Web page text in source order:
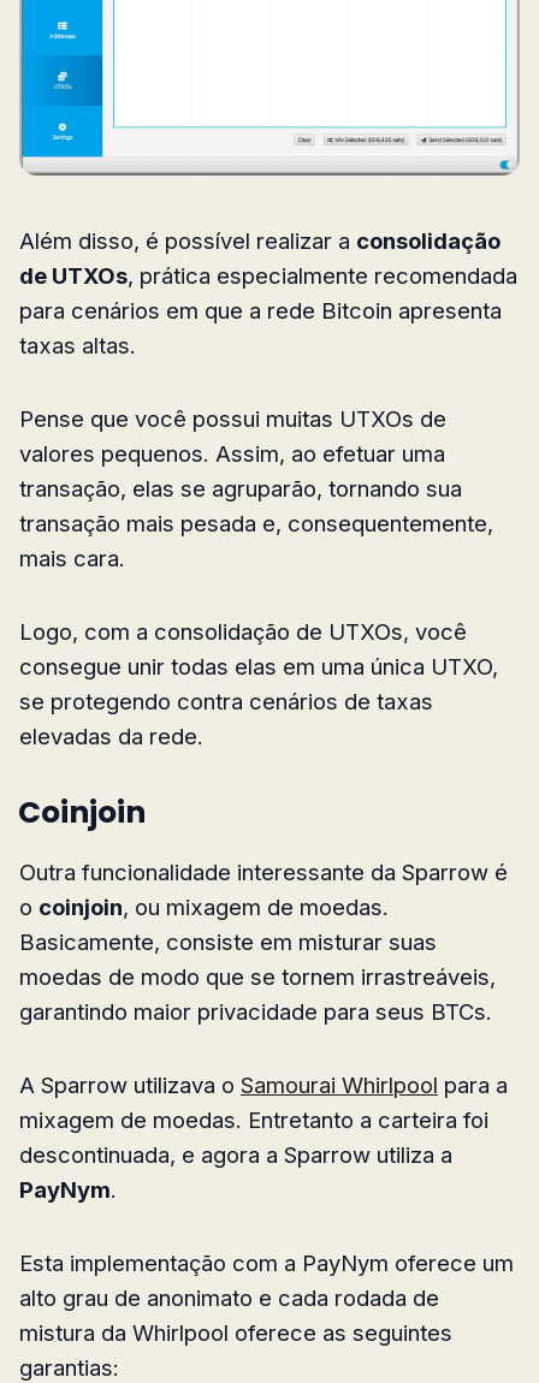
Além disso, é possível realizar a consolidação
de UTXOs, prática especialmente recomendada
para cenários em que a rede Bitcoin apresenta
taxas altas.
Pense que você possui muitas UTXOs de
valores pequenos. Assim, ao efetuar uma
transação, elas se agruparão, tornando sua
transação mais pesada e, consequentemente,
mais cara.
Logo, com a consolidação de UTXOs, você
consegue unir todas elas em uma única UTXO,
se protegendo contra cenários de taxas
elevadas da rede.
Coinjoin
Outra funcionalidade interessante da Sparrow é
o coinjoin, ou mixagem de moedas.
Basicamente, consiste em misturar suas
moedas de modo que se tornem irrastreáveis,
garantindo maior privacidade para seus BTCs.
A Sparrow utilizava o Samourai Whirlpool para a
mixagem de moedas. Entretanto a carteira foi
descontinuada, e agora a Sparrow utiliza a
PayNym.
Esta implementação com a PayNym oferece um
alto grau de anonimato e cada rodada de
mistura da Whirlpool oferece as seguintes
garantias: